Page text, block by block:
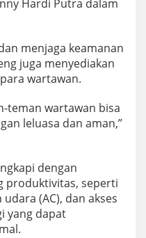
Hardi Putra dalam
menjaga keamanan
juga menyediakan
wartawan.
teman wartawan bisa
leluasa dan aman,”
dengan
produktivitas, seperti
(AC), dan akses
yang dapat